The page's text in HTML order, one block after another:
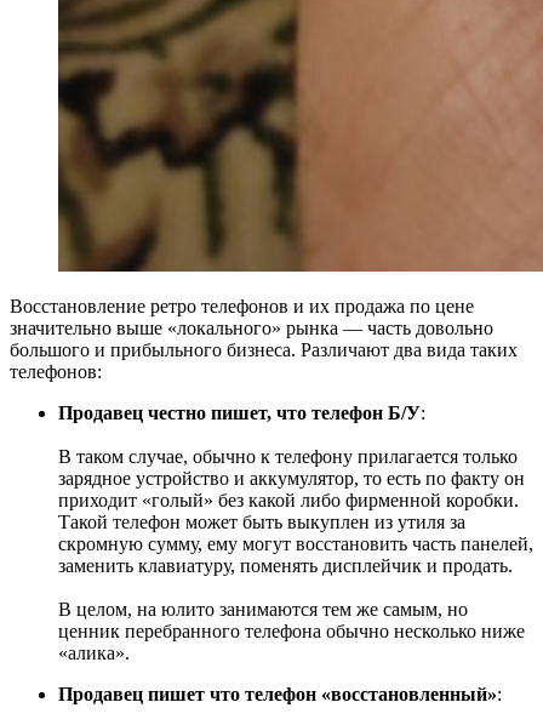
Восстановление ретро телефонов и их продажа по цене
значительно выше «локального»‬ рынка — часть довольно
большого и прибыльного бизнеса. Различают два вида таких
телефонов:
Продавец честно пишет, что телефон Б/У:
В таком случае, обычно к телефону прилагается только
зарядное устройство и аккумулятор, то есть по факту он
приходит «голый»‬ без какой либо фирменной коробки.
Такой телефон может быть выкуплен из утиля за
скромную сумму, ему могут восстановить часть панелей,
заменить клавиатуру, поменять дисплейчик и продать.
В целом, на юлито занимаются тем же самым, но
ценник перебранного телефона обычно несколько ниже
«алика»‬.
Продавец пишет что телефон «восстановленный»‬: